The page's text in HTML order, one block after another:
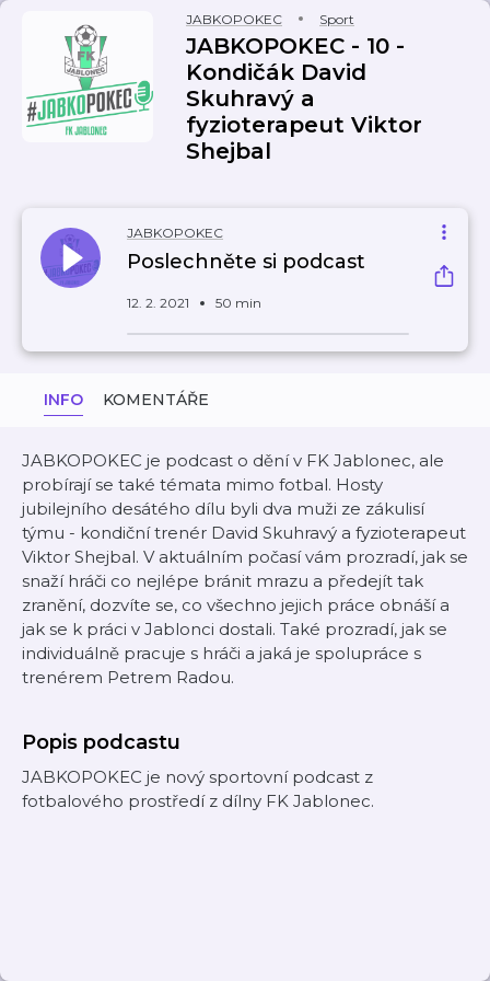
JABKOPOKEC Sport
JABKOPOKEC - 10 -
Kondičák David
Skuhravý a
fyzioterapeut Viktor
Shejbal
JABKOPOKEC
Poslechněte si podcast
12. 2. 2021 50 min
INFO KOMENTÁŘE
JABKOPOKEC je podcast o dění v FK Jablonec, ale
probírají se také témata mimo fotbal. Hosty
jubilejního desátého dílu byli dva muži ze zákulisí
týmu - kondiční trenér David Skuhravý a fyzioterapeut
Viktor Shejbal. V aktuálním počasí vám prozradí, jak se
snaží hráči co nejlépe bránit mrazu a předejít tak
zranění, dozvíte se, co všechno jejich práce obnáší a
jak se k práci v Jablonci dostali. Také prozradí, jak se
individuálně pracuje s hráči a jaká je spolupráce s
trenérem Petrem Radou.
Popis podcastu
JABKOPOKEC je nový sportovní podcast z
fotbalového prostředí z dílny FK Jablonec.